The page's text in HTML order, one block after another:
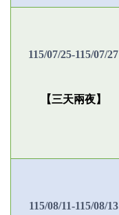
115/07/25-115/07/27
【三天兩夜】
115/08/11-115/08/13